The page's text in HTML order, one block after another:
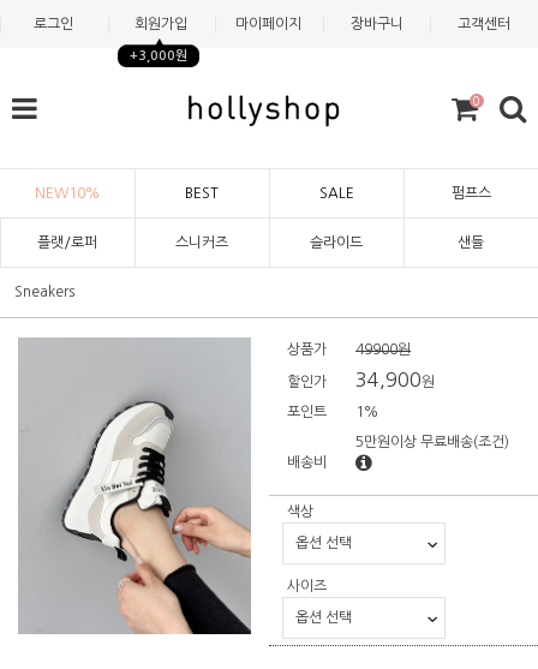
로그인 회원가입
+3,000원
마이페이지 장바구니 고객센터
0
NEW10% BEST SALE 펌프스
플랫/로퍼 스니커즈 슬라이드 샌들
Sneakers
상품가 49900원
할인가 34,900원
포인트 1%
배송비
5만원이상 무료배송(조건)
색상
사이즈